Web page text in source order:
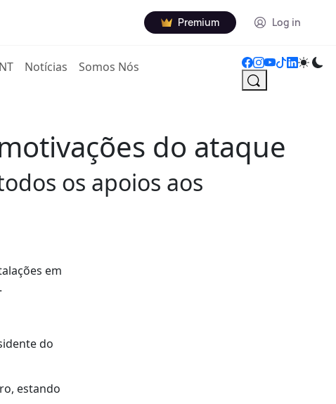
Premium Log in
Notícias Somos Nós
do ataque
os apoios aos
em
do
estando